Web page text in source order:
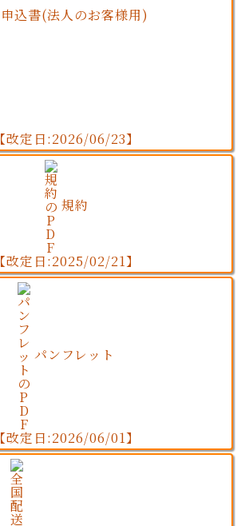
申込書(法人のお客様用)
【改定日:2026/06/23】
規約
【改定日:2025/02/21】
パンフレット
【改定日:2026/06/01】